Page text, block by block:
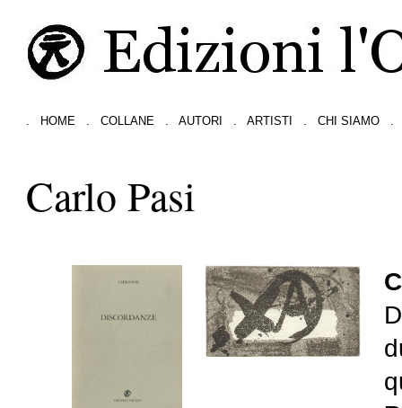
HOME COLLANE AUTORI ARTISTI CHI SIAMO
Carlo Pasi